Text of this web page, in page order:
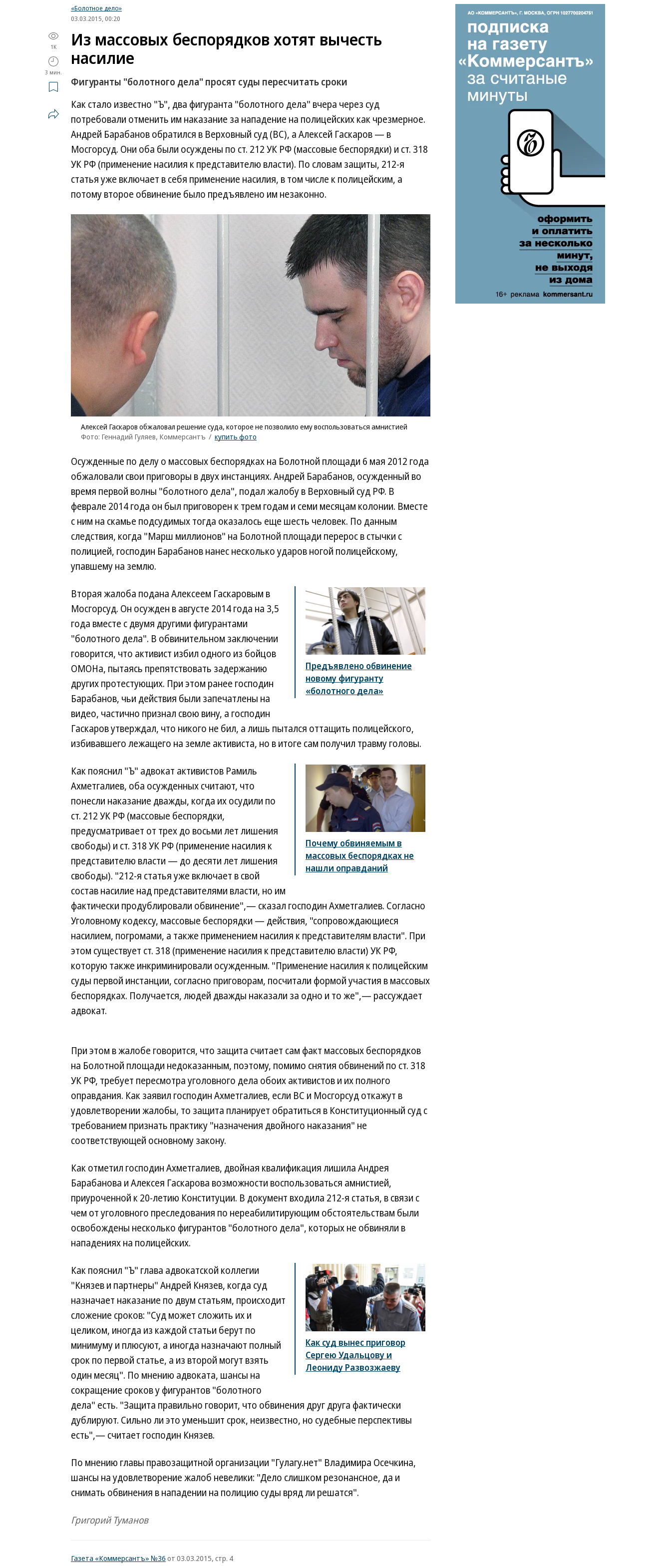
«Болотное дело»
03.03.2015, 00:20
1K
3 мин.
Из массовых беспорядков хотят вычесть
насилие
Фигуранты "болотного дела" просят суды пересчитать сроки
Как стало известно "Ъ", два фигуранта "болотного дела" вчера через суд
потребовали отменить им наказание за нападение на полицейских как чрезмерное.
Андрей Барабанов обратился в Верховный суд (ВС), а Алексей Гаскаров — в
Мосгорсуд. Они оба были осуждены по ст. 212 УК РФ (массовые беспорядки) и ст. 318
УК РФ (применение насилия к представителю власти). По словам защиты, 212-я
статья уже включает в себя применение насилия, в том числе к полицейским, а
потому второе обвинение было предъявлено им незаконно.
Алексей Гаскаров обжаловал решение суда, которое не позволило ему воспользоваться амнистией
Фото: Геннадий Гуляев, Коммерсантъ / купить фото
Осужденные по делу о массовых беспорядках на Болотной площади 6 мая 2012 года
обжаловали свои приговоры в двух инстанциях. Андрей Барабанов, осужденный во
время первой волны "болотного дела", подал жалобу в Верховный суд РФ. В
феврале 2014 года он был приговорен к трем годам и семи месяцам колонии. Вместе
с ним на скамье подсудимых тогда оказалось еще шесть человек. По данным
следствия, когда "Марш миллионов" на Болотной площади перерос в стычки с
полицией, господин Барабанов нанес несколько ударов ногой полицейскому,
упавшему на землю.
Предъявлено обвинение
новому фигуранту
«болотного дела»
Вторая жалоба подана Алексеем Гаскаровым в
Мосгорсуд. Он осужден в августе 2014 года на 3,5
года вместе с двумя другими фигурантами
"болотного дела". В обвинительном заключении
говорится, что активист избил одного из бойцов
ОМОНа, пытаясь препятствовать задержанию
других протестующих. При этом ранее господин
Барабанов, чьи действия были запечатлены на
видео, частично признал свою вину, а господин
Гаскаров утверждал, что никого не бил, а лишь пытался оттащить полицейского,
избивавшего лежащего на земле активиста, но в итоге сам получил травму головы.
Почему обвиняемым в
массовых беспорядках не
нашли оправданий
Как пояснил "Ъ" адвокат активистов Рамиль
Ахметгалиев, оба осужденных считают, что
понесли наказание дважды, когда их осудили по
ст. 212 УК РФ (массовые беспорядки,
предусматривает от трех до восьми лет лишения
свободы) и ст. 318 УК РФ (применение насилия к
представителю власти — до десяти лет лишения
свободы). "212-я статья уже включает в свой
состав насилие над представителями власти, но им
фактически продублировали обвинение",— сказал господин Ахметгалиев. Согласно
Уголовному кодексу, массовые беспорядки — действия, "сопровождающиеся
насилием, погромами, а также применением насилия к представителям власти". При
этом существует ст. 318 (применение насилия к представителю власти) УК РФ,
которую также инкриминировали осужденным. "Применение насилия к полицейским
суды первой инстанции, согласно приговорам, посчитали формой участия в массовых
беспорядках. Получается, людей дважды наказали за одно и то же",— рассуждает
адвокат.
При этом в жалобе говорится, что защита считает сам факт массовых беспорядков
на Болотной площади недоказанным, поэтому, помимо снятия обвинений по ст. 318
УК РФ, требует пересмотра уголовного дела обоих активистов и их полного
оправдания. Как заявил господин Ахметгалиев, если ВС и Мосгорсуд откажут в
удовлетворении жалобы, то защита планирует обратиться в Конституционный суд с
требованием признать практику "назначения двойного наказания" не
соответствующей основному закону.
Как отметил господин Ахметгалиев, двойная квалификация лишила Андрея
Барабанова и Алексея Гаскарова возможности воспользоваться амнистией,
приуроченной к 20-летию Конституции. В документ входила 212-я статья, в связи с
чем от уголовного преследования по нереабилитирующим обстоятельствам были
освобождены несколько фигурантов "болотного дела", которых не обвиняли в
нападениях на полицейских.
Как суд вынес приговор
Сергею Удальцову и
Леониду Развозжаеву
Как пояснил "Ъ" глава адвокатской коллегии
"Князев и партнеры" Андрей Князев, когда суд
назначает наказание по двум статьям, происходит
сложение сроков: "Суд может сложить их и
целиком, иногда из каждой статьи берут по
минимуму и плюсуют, а иногда назначают полный
срок по первой статье, а из второй могут взять
один месяц". По мнению адвоката, шансы на
сокращение сроков у фигурантов "болотного
дела" есть. "Защита правильно говорит, что обвинения друг друга фактически
дублируют. Сильно ли это уменьшит срок, неизвестно, но судебные перспективы
есть",— считает господин Князев.
По мнению главы правозащитной организации "Гулагу.нет" Владимира Осечкина,
шансы на удовлетворение жалоб невелики: "Дело слишком резонансное, да и
снимать обвинения в нападении на полицию суды вряд ли решатся".
Григорий Туманов
Газета «Коммерсантъ» №36 от 03.03.2015, стр. 4